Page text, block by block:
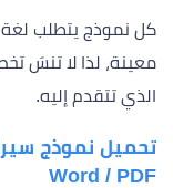
كل نموذج يتطلب لغة
معينة، لذا لا تنسَ
الذي تتقدم إليه.
تحميل نموذج
Word / PDF